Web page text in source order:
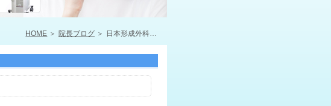
HOME 院長ブログ 日本形成外科学会